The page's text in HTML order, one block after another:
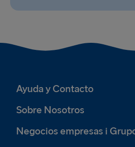
Ayuda y Contacto
Sobre Nosotros
Negocios empresas i